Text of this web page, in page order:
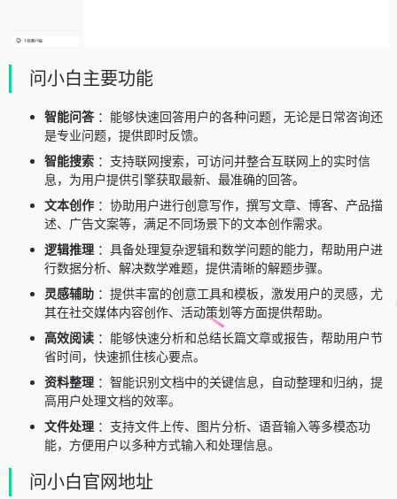
问小白主要功能
智能问答：能够快速回答用户的各种问题，无论是日常咨询还
是专业问题，提供即时反馈。
智能搜索 ：支持联网搜索，可访问并整合互联网上的实时信
息，为用户提供引擎获取最新、最准确的回答。
文本创作 ：协助用户进行创意写作，撰写文章、博客、产品描
述、广告文案等，满足不同场景下的文本创作需求。
逻辑推理 ：具备处理复杂逻辑和数学问题的能力，帮助用户进
行数据分析、解决数学难题，提供清晰的解题步骤。
灵感辅助 ：提供丰富的创意工具和模板，激发用户的灵感，尤
其在社交媒体内容创作、活动策划等方面提供帮助。
高效阅读 ：能够快速分析和总结长篇文章或报告，帮助用户节
省时间，快速抓住核心要点。
资料整理 ：智能识别文档中的关键信息，自动整理和归纳，提
高用户处理文档的效率。
文件处理 ：支持文件上传、图片分析、语音输入等多模态功
能，方便用户以多种方式输入和处理信息。
问小白官网地址